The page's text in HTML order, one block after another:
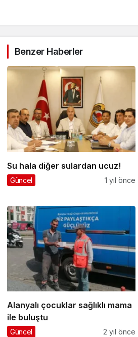
Benzer Haberler
Su hala diğer sulardan ucuz!
Güncel 1 yıl önce
Alanyalı çocuklar sağlıklı mama
ile buluştu
Güncel 2 yıl önce